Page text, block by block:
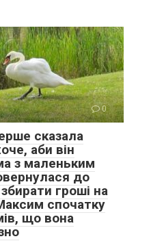
0
сказала
аби він
з маленьким
до
гроші на
спочатку
що вона